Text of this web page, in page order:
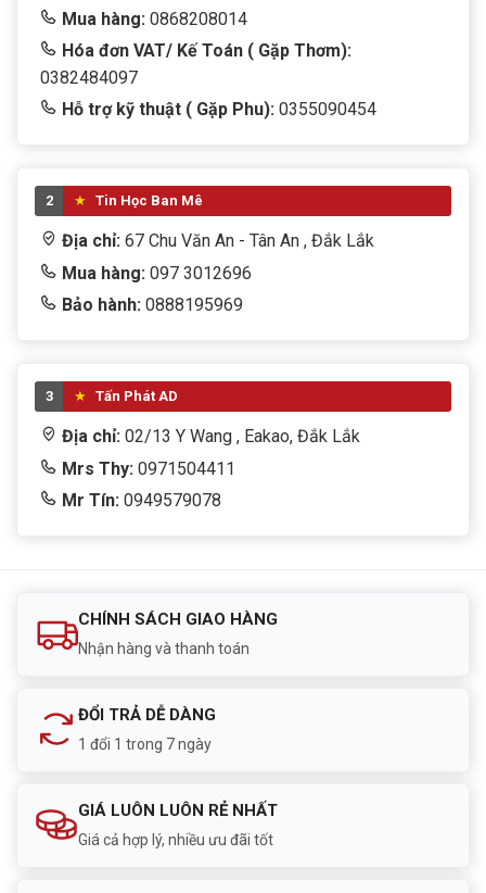
Mua hàng: 0868208014
Hóa đơn VAT/ Kế Toán ( Gặp Thơm):
0382484097
Hỗ trợ kỹ thuật ( Gặp Phu): 0355090454
2 Tin Học Ban Mê
Địa chỉ: 67 Chu Văn An - Tân An , Đắk Lắk
Mua hàng: 097 3012696
Bảo hành: 0888195969
3 Tấn Phát AD
Địa chỉ: 02/13 Y Wang , Eakao, Đắk Lắk
Mrs Thy: 0971504411
Mr Tín: 0949579078
CHÍNH SÁCH GIAO HÀNG
Nhận hàng và thanh toán
ĐỔI TRẢ DỄ DÀNG
1 đổi 1 trong 7 ngày
GIÁ LUÔN LUÔN RẺ NHẤT
Giá cả hợp lý, nhiều ưu đãi tốt